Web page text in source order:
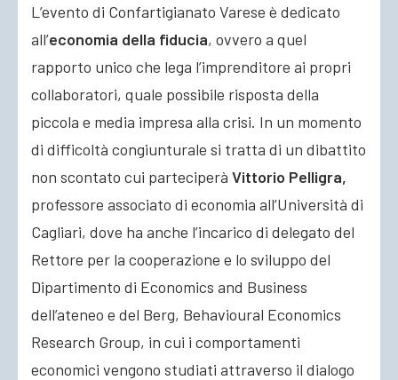
L’evento di Confartigianato Varese è dedicato
all’economia della fiducia, ovvero a quel
rapporto unico che lega l’imprenditore ai propri
collaboratori, quale possibile risposta della
piccola e media impresa alla crisi. In un momento
di difficoltà congiunturale si tratta di un dibattito
non scontato cui parteciperà Vittorio Pelligra,
professore associato di economia all’Università di
Cagliari, dove ha anche l’incarico di delegato del
Rettore per la cooperazione e lo sviluppo del
Dipartimento di Economics and Business
dell’ateneo e del Berg, Behavioural Economics
Research Group, in cui i comportamenti
economici vengono studiati attraverso il dialogo